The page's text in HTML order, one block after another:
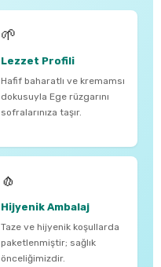
🌱
Lezzet Profili
Hafif baharatlı ve kremamsı
dokusuyla Ege rüzgarını
sofralarınıza taşır.
🧄
Hijyenik Ambalaj
Taze ve hijyenik koşullarda
paketlenmiştir; sağlık
önceliğimizdir.